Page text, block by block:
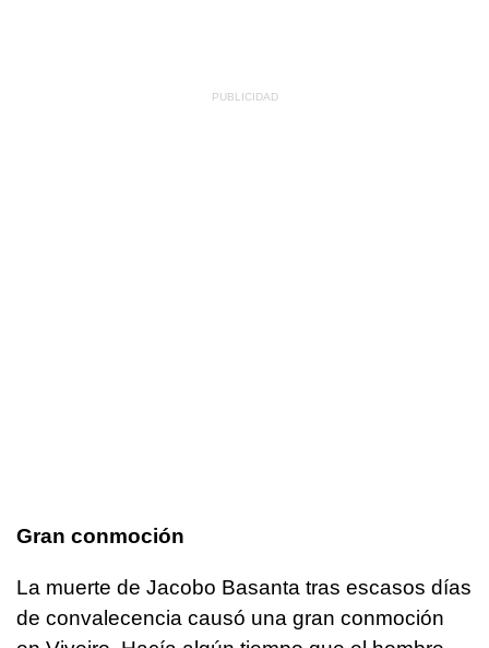
Gran conmoción
La muerte de Jacobo Basanta tras escasos días
de convalecencia causó una gran conmoción